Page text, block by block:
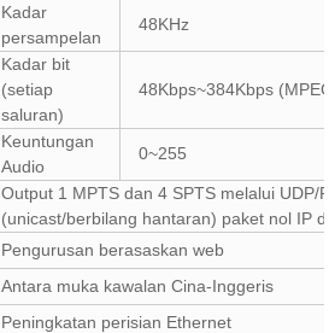
Kadar
persampelan
48KHz
Kadar bit
(setiap
saluran)
48Kbps~384Kbps
Keuntungan
Audio
0~255
Output 1 MPTS dan 4 SPTS melalui
(unicast/berbilang hantaran) paket nol IP
Pengurusan berasaskan web
Antara muka kawalan Cina-Inggeris
Peningkatan perisian Ethernet